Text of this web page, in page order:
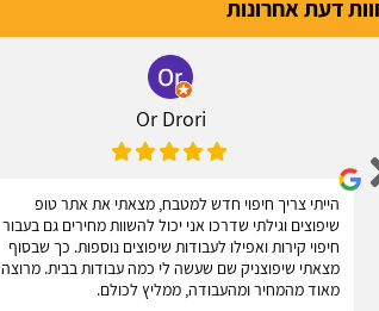
דעת אחרונות
Or Drori
הייתי צריך חיפוי חדש למטבח, מצאתי את אתר טופ
שיפוצים וגילתי שדרכו אני יכול להשוות מחירים גם בעבור
חיפוי קירות ואפילו לעבודות שיפוצים נוספות. כך שבסוף
מצאתי שיפוצניק שם שעשה לי כמה עבודות בבית. מרוצה
מאוד מהמחיר ומהעבודה, ממליץ לכולם.